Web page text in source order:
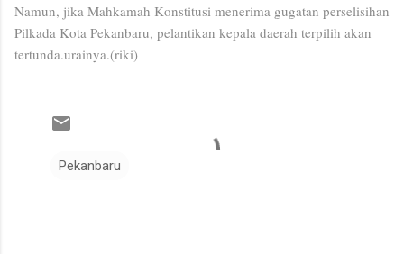
Namun, jika Mahkamah Konstitusi menerima gugatan perselisihan
Pilkada Kota Pekanbaru, pelantikan kepala daerah terpilih akan
tertunda.urainya.(riki)
Pekanbaru